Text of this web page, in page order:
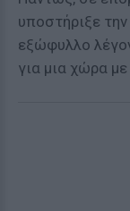
υποστήριξε
εξώφυλλο
για μια χώρα